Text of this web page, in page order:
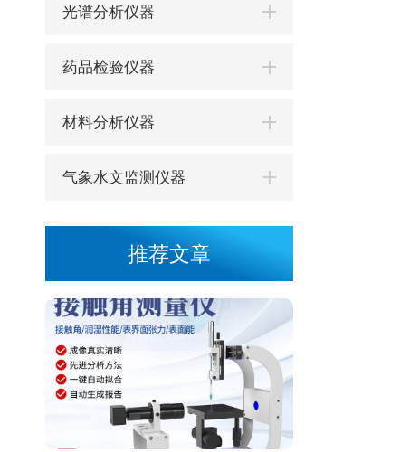
光谱分析仪器
药品检验仪器
材料分析仪器
气象水文监测仪器
推荐文章